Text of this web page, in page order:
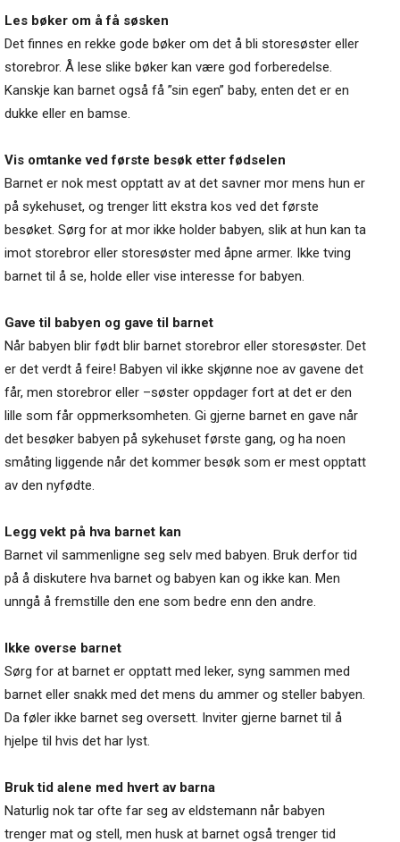
Les bøker om å få søsken
Det finnes en rekke gode bøker om det å bli storesøster eller
storebror. Å lese slike bøker kan være god forberedelse.
Kanskje kan barnet også få ”sin egen” baby, enten det er en
dukke eller en bamse.
Vis omtanke ved første besøk etter fødselen
Barnet er nok mest opptatt av at det savner mor mens hun er
på sykehuset, og trenger litt ekstra kos ved det første
besøket. Sørg for at mor ikke holder babyen, slik at hun kan ta
imot storebror eller storesøster med åpne armer. Ikke tving
barnet til å se, holde eller vise interesse for babyen.
Gave til babyen og gave til barnet
Når babyen blir født blir barnet storebror eller storesøster. Det
er det verdt å feire! Babyen vil ikke skjønne noe av gavene det
får, men storebror eller –søster oppdager fort at det er den
lille som får oppmerksomheten. Gi gjerne barnet en gave når
det besøker babyen på sykehuset første gang, og ha noen
småting liggende når det kommer besøk som er mest opptatt
av den nyfødte.
Legg vekt på hva barnet kan
Barnet vil sammenligne seg selv med babyen. Bruk derfor tid
på å diskutere hva barnet og babyen kan og ikke kan. Men
unngå å fremstille den ene som bedre enn den andre.
Ikke overse barnet
Sørg for at barnet er opptatt med leker, syng sammen med
barnet eller snakk med det mens du ammer og steller babyen.
Da føler ikke barnet seg oversett. Inviter gjerne barnet til å
hjelpe til hvis det har lyst.
Bruk tid alene med hvert av barna
Naturlig nok tar ofte far seg av eldstemann når babyen
trenger mat og stell, men husk at barnet også trenger tid